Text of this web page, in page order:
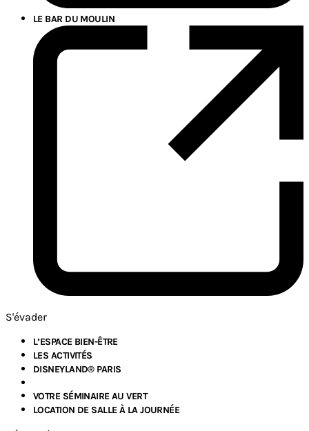
LE BAR DU MOULIN
S'évader
L’ESPACE BIEN-ÊTRE
LES ACTIVITÉS
DISNEYLAND® PARIS
VOTRE SÉMINAIRE AU VERT
LOCATION DE SALLE À LA JOURNÉE